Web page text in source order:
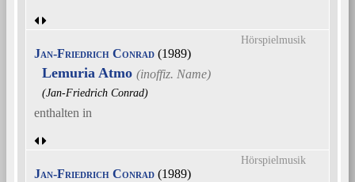
Hörspielmusik
Jan-Friedrich Conrad (1989)
Lemuria Atmo
(Jan-Friedrich Conrad)
enthalten in
Hörspielmusik
Jan-Friedrich Conrad (1989)